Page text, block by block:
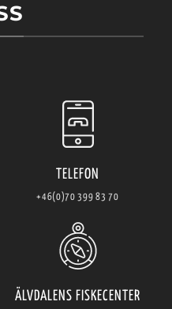
TELEFON
+46(0)70 399 83 70
ÄLVDALENS FISKECENTER